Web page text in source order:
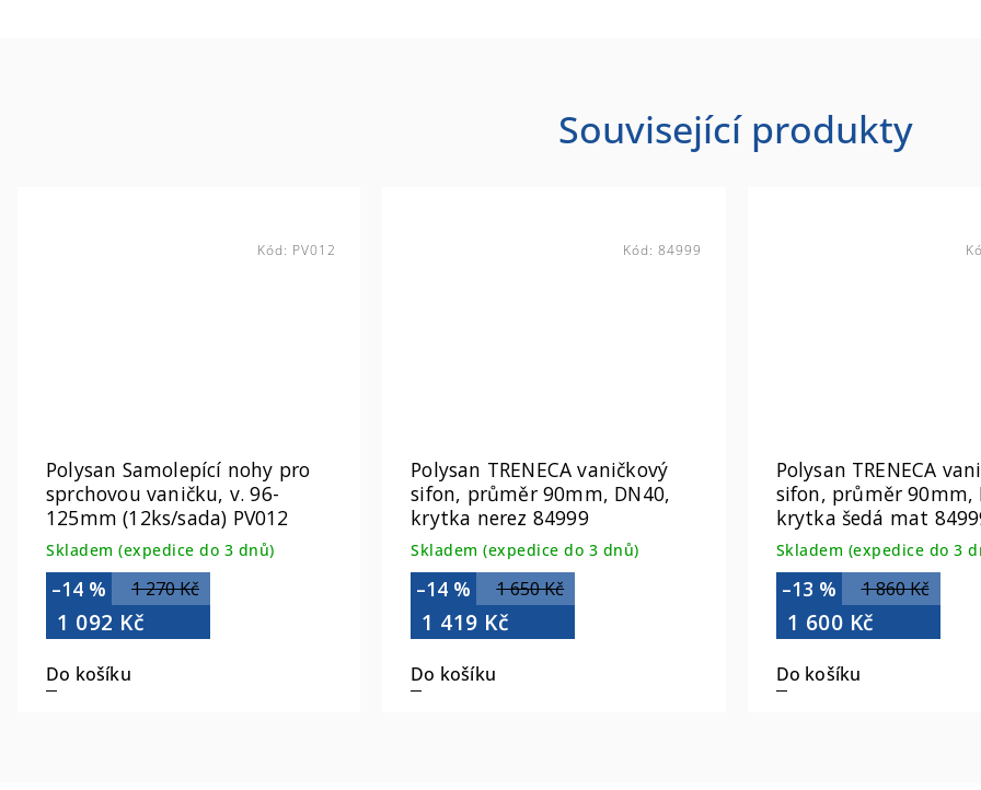
Související produkty
Polysan Samolepící nohy pro
sprchovou vaničku, v. 96-
125mm (12ks/sada) PV012
Skladem (expedice do 3 dnů)
1 270 Kč
–14 %
1 092 Kč
Do košíku
Kód: PV012
Polysan TRENECA vaničkový
sifon, průměr 90mm, DN40,
krytka nerez 84999
Skladem (expedice do 3 dnů)
1 650 Kč
–14 %
1 419 Kč
Do košíku
Kód: 84999
Polysan TRENECA
sifon, průměr 90mm,
krytka šedá mat
Skladem (expedice do 3
1 860 Kč
–13 %
1 600 Kč
Do košíku